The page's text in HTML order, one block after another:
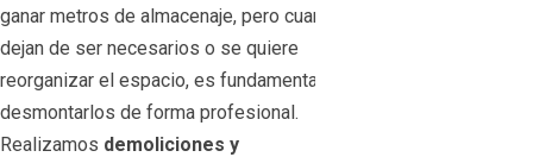
ganar metros de almacenaje, pero cuando
dejan de ser necesarios o se quiere
reorganizar el espacio, es fundamental
desmontarlos de forma profesional.
Realizamos demoliciones y